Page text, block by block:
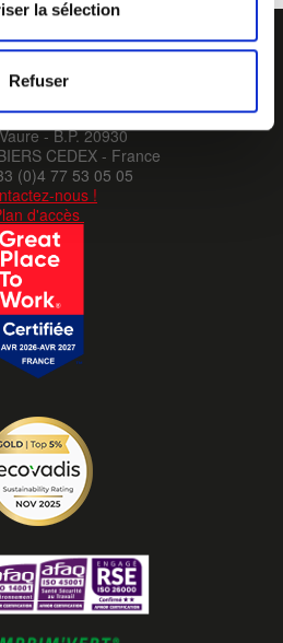
la sélection
Refuser
- B.P. 20930
CEDEX - France
(0)4 77 53 05 05
nous !
d'accès